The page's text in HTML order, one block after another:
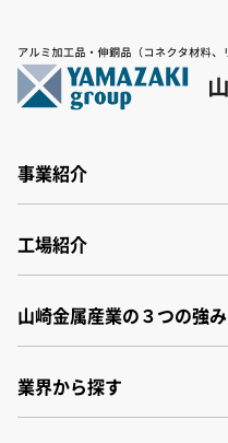
事業紹介
非鉄金属素材
非鉄金属加工
アルミスラブ材
その他
工場紹介
群馬工場
福井工場
小松事業所
山崎金属産業の３つの強み
業界から探す